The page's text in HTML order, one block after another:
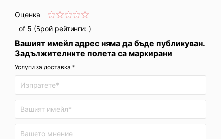
Оценка
of 5 (Брой рейтинги: )
Вашият имейл адрес няма да бъде публикуван.
Задължителните полета са маркирани
Услуги за доставка *